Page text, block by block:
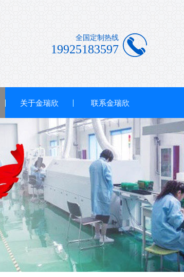
全国定制热线
19925183597
关于金瑞欣 联系金瑞欣